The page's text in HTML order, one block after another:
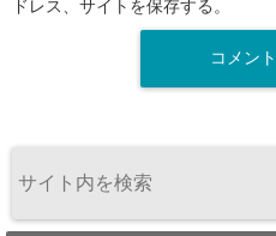
ドレス、サイトを保存する。